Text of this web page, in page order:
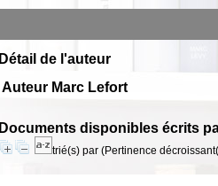
Détail de l'auteur
Auteur Marc Lefort
Documents disponibles écrits
trié(s) par (Pertinence